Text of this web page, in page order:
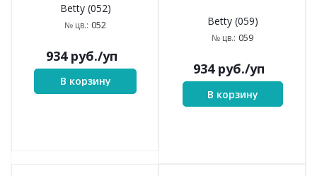
Betty (052)
№ цв.: 052
934руб./уп
В корзину
Betty (059)
№ цв.: 059
934руб./уп
В корзину